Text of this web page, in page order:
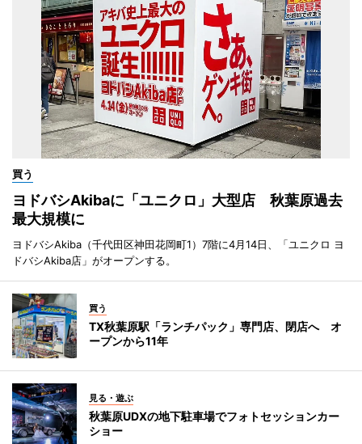
買う
ヨドバシAkibaに「ユニクロ」大型店 秋葉原過去
最大規模に
ヨドバシAkiba（千代田区神田花岡町1）7階に4月14日、「ユニクロ ヨ
ドバシAkiba店」がオープンする。
買う
TX秋葉原駅「ランチパック」専門店、閉店へ オ
ープンから11年
見る・遊ぶ
秋葉原UDXの地下駐車場でフォトセッションカー
ショー